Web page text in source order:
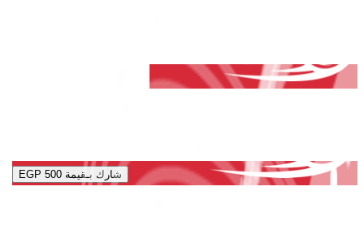
شارك بـقيمة EGP 500